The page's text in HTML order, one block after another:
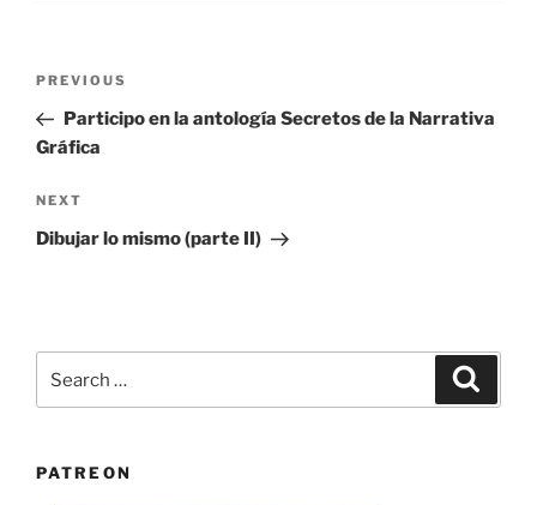
Previous
Post
PREVIOUS
Participo en la antología Secretos de la Narrativa
Gráfica
Next
Post
NEXT
Dibujar lo mismo (parte II)
PATREON